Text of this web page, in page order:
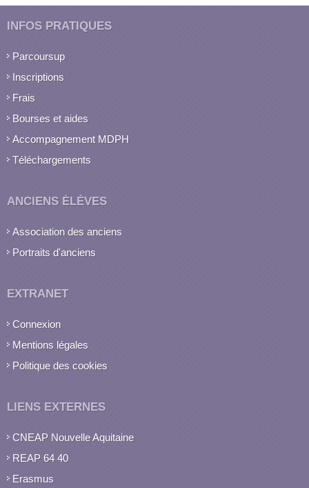
INFOS PRATIQUES
Parcoursup
Inscriptions
Frais
Bourses et aides
Accompagnement MDPH
Téléchargements
ANCIENS ÉLÈVES
Association des anciens
Portraits d'anciens
EXTRANET
Connexion
Mentions légales
Politique des cookies
LIENS EXTERNES
CNEAP Nouvelle Aquitaine
REAP 64 40
Erasmus